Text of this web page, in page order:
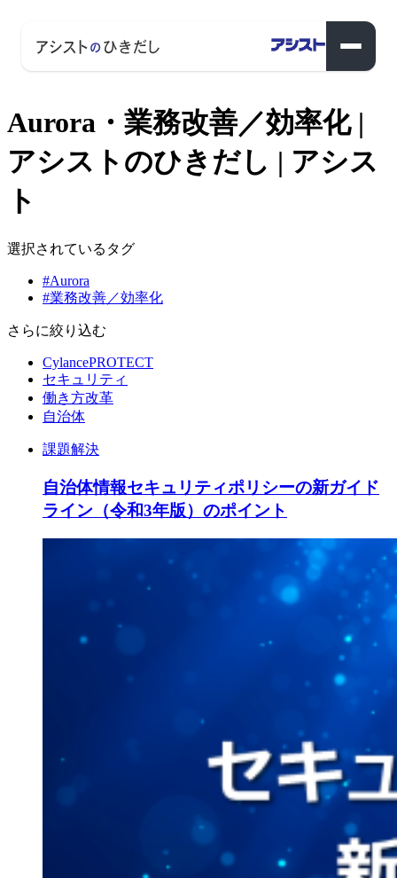
Aurora・業務改善／効率化 |
アシストのひきだし | アシス
ト
選択されているタグ
#Aurora
#業務改善／効率化
さらに絞り込む
CylancePROTECT
セキュリティ
働き方改革
自治体
課題解決
自治体情報セキュリティポリシーの新ガイド
ライン（令和3年版）のポイント